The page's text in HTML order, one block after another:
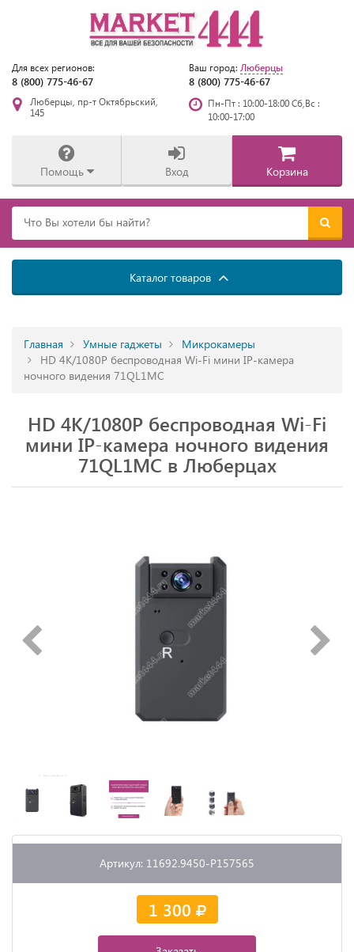
Для всех регионов:
8 (800) 775-46-67
Ваш город: Люберцы
8 (800) 775-46-67
Люберцы, пр-т Октябрьский,
145
Пн-Пт : 10:00-18:00 Сб,Вс :
10:00-17:00
Помощь Вход Корзина
Каталог товаров
Главная Умные гаджеты
Микрокамеры
HD 4K/1080P беспроводная Wi-Fi мини IP-камера
ночного видения 71QL1MC
HD 4K/1080P беспроводная Wi-Fi
мини IP-камера ночного видения
71QL1MC в Люберцах
Артикул: 11692.9450-P157565
1 300